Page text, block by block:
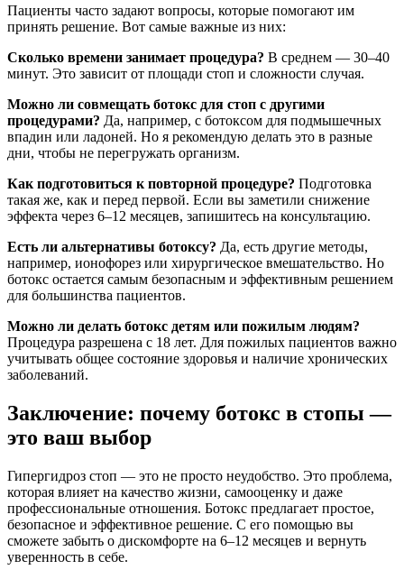
Пациенты часто задают вопросы, которые помогают им
принять решение. Вот самые важные из них:
Сколько времени занимает процедура? В среднем — 30–40
минут. Это зависит от площади стоп и сложности случая.
Можно ли совмещать ботокс для стоп с другими
процедурами? Да, например, с ботоксом для подмышечных
впадин или ладоней. Но я рекомендую делать это в разные
дни, чтобы не перегружать организм.
Как подготовиться к повторной процедуре? Подготовка
такая же, как и перед первой. Если вы заметили снижение
эффекта через 6–12 месяцев, запишитесь на консультацию.
Есть ли альтернативы ботоксу? Да, есть другие методы,
например, ионофорез или хирургическое вмешательство. Но
ботокс остается самым безопасным и эффективным решением
для большинства пациентов.
Можно ли делать ботокс детям или пожилым людям?
Процедура разрешена с 18 лет. Для пожилых пациентов важно
учитывать общее состояние здоровья и наличие хронических
заболеваний.
Заключение: почему ботокс в стопы —
это ваш выбор
Гипергидроз стоп — это не просто неудобство. Это проблема,
которая влияет на качество жизни, самооценку и даже
профессиональные отношения. Ботокс предлагает простое,
безопасное и эффективное решение. С его помощью вы
сможете забыть о дискомфорте на 6–12 месяцев и вернуть
уверенность в себе.